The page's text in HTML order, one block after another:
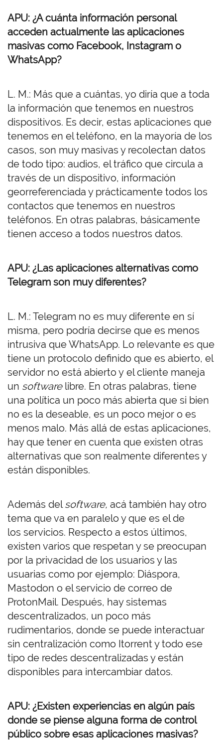
APU: ¿A cuánta información personal
acceden actualmente las aplicaciones
masivas como Facebook, Instagram o
WhatsApp?
L. M.: Más que a cuántas, yo diría que a toda
la información que tenemos en nuestros
dispositivos. Es decir, estas aplicaciones que
tenemos en el teléfono, en la mayoría de los
casos, son muy masivas y recolectan datos
de todo tipo: audios, el tráfico que circula a
través de un dispositivo, información
georreferenciada y prácticamente todos los
contactos que tenemos en nuestros
teléfonos. En otras palabras, básicamente
tienen acceso a todos nuestros datos.
APU: ¿Las aplicaciones alternativas como
Telegram son muy diferentes?
L. M.: Telegram no es muy diferente en sí
misma, pero podría decirse que es menos
intrusiva que WhatsApp. Lo relevante es que
tiene un protocolo definido que es abierto, el
servidor no está abierto y el cliente maneja
un softwarelibre. En otras palabras, tiene
una política un poco más abierta que si bien
no es la deseable, es un poco mejor o es
menos malo. Más allá de estas aplicaciones,
hay que tener en cuenta que existen otras
alternativas que son realmente diferentes y
están disponibles.
Además delsoftware, acá también hay otro
tema que va en paralelo y que es el de
los servicios. Respecto a estos últimos,
existen varios que respetan y se preocupan
por la privacidad de los usuarios y las
usuarias como por ejemplo: Diáspora,
Mastodon o el servicio de correo de
ProtonMail. Después, hay sistemas
descentralizados, un poco más
rudimentarios, donde se puede interactuar
sin centralización como Itorrent y todo ese
tipo de redes descentralizadas y están
disponibles para intercambiar datos.
APU: ¿Existen experiencias en algún país
donde se piense alguna forma de control
público sobre esas aplicaciones masivas?